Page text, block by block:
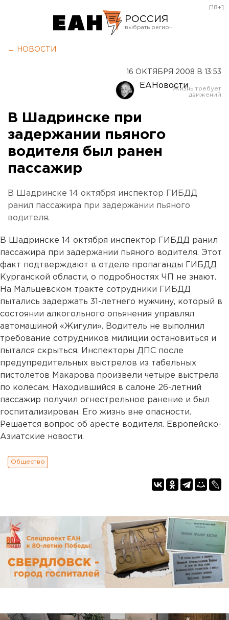
РОССИЯ
Оренбург
[18+]
← НОВОСТИ
16 ОКТЯБРЯ 2008 В 13:53
ЕАНовости
В Шадринске при
задержании пьяного
водителя был ранен
пассажир
В Шадринске 14 октября инспектор ГИБДД
ранил пассажира при задержании пьяного
водителя.
В Шадринске 14 октября инспектор ГИБДД ранил
пассажира при задержании пьяного водителя. Этот
факт подтверждают в отделе пропаганды ГИБДД
Курганской области, о подробностях ЧП не знают.
На Мальцевском тракте сотрудники ГИБДД
пытались задержать 31-летнего мужчину, который в
состоянии алкогольного опьянения управлял
автомашиной «Жигули». Водитель не выполнил
требование сотрудников милиции остановиться и
пытался скрыться. Инспекторы ДПС после
предупредительных выстрелов из табельных
пистолетов Макарова произвели четыре выстрела
по колесам. Находившийся в салоне 26-летний
пассажир получил огнестрельное ранение и был
госпитализирован. Его жизнь вне опасности.
Решается вопрос об аресте водителя. Европейско-
Азиатские новости.
Общество